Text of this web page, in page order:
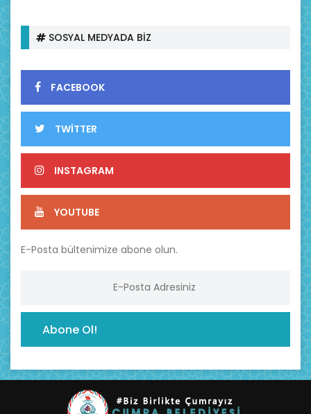
SOSYAL MEDYADA BİZ
FACEBOOK
TWİTTER
INSTAGRAM
YOUTUBE
E-Posta bültenimize abone olun.
Abone Ol!